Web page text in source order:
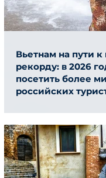
Вьетнам на пути
рекорду: в 2026
посетить более
российских